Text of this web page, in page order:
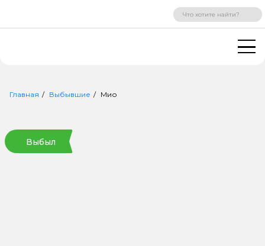
ВХОД РЕГИСТРАЦИЯ
Главная Выбывшие Мио
Выбыл